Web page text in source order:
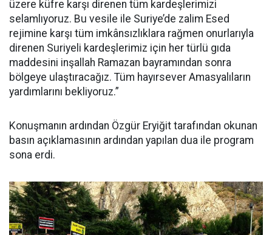
üzere küfre karşı direnen tüm kardeşlerimizi
selamlıyoruz. Bu vesile ile Suriye’de zalim Esed
rejimine karşı tüm imkânsızlıklara rağmen onurlarıyla
direnen Suriyeli kardeşlerimiz için her türlü gıda
maddesini inşallah Ramazan bayramından sonra
bölgeye ulaştıracağız. Tüm hayırsever Amasyalıların
yardımlarını bekliyoruz.”
Konuşmanın ardından Özgür Eryiğit tarafından okunan
basın açıklamasının ardından yapılan dua ile program
sona erdi.